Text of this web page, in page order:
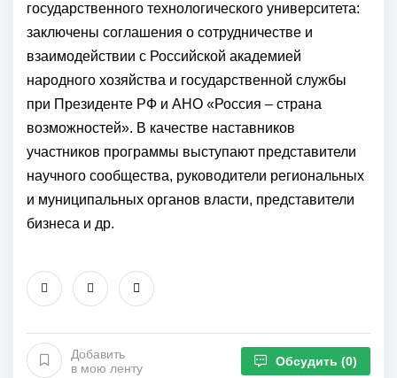
государственного технологического университета:
заключены соглашения о сотрудничестве и
взаимодействии с Российской академией
народного хозяйства и государственной службы
при Президенте РФ и АНО «Россия – страна
возможностей». В качестве наставников
участников программы выступают представители
научного сообщества, руководители региональных
и муниципальных органов власти, представители
бизнеса и др.
Добавить
в мою ленту
Обсудить (0)